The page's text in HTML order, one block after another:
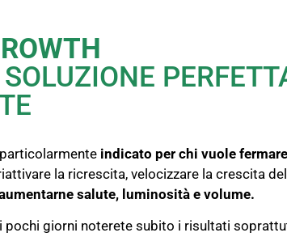
particolarmente indicato per chi vuole
la ricrescita, velocizzare la crescita del
salute, luminosità e volume.
pochi giorni noterete subito i risultati